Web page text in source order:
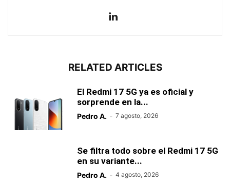
RELATED ARTICLES
El Redmi 17 5G ya es oficial y
sorprende en la...
Pedro A. - 7 agosto, 2026
Se filtra todo sobre el Redmi 17 5G
en su variante...
Pedro A. - 4 agosto, 2026